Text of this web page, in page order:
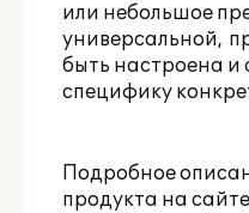
или небольшое
универсальной,
быть настроена
специфику
Подробное
продукта на сайте